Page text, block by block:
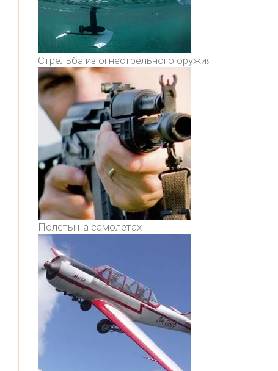
Стрельба из огнестрельного оружия
Полеты на самолетах